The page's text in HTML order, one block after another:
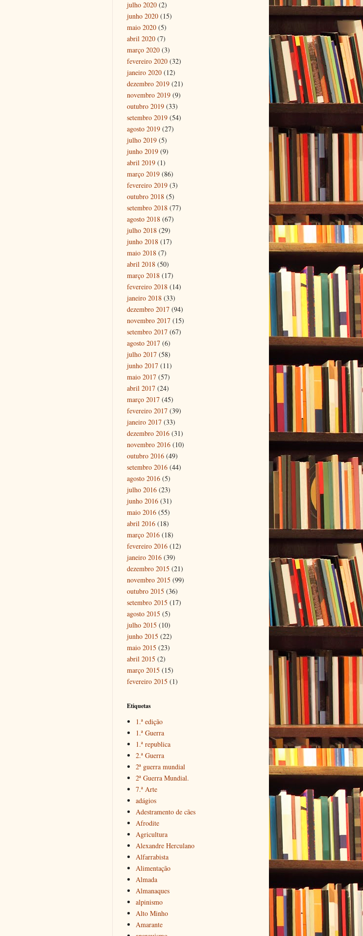
julho 2020 (2)
junho 2020 (15)
maio 2020 (5)
abril 2020 (7)
março 2020 (3)
fevereiro 2020 (32)
janeiro 2020 (12)
dezembro 2019 (21)
novembro 2019 (9)
outubro 2019 (33)
setembro 2019 (54)
agosto 2019 (27)
julho 2019 (5)
junho 2019 (9)
abril 2019 (1)
março 2019 (86)
fevereiro 2019 (3)
outubro 2018 (5)
setembro 2018 (77)
agosto 2018 (67)
julho 2018 (29)
junho 2018 (17)
maio 2018 (7)
abril 2018 (50)
março 2018 (17)
fevereiro 2018 (14)
janeiro 2018 (33)
dezembro 2017 (94)
novembro 2017 (15)
setembro 2017 (67)
agosto 2017 (6)
julho 2017 (58)
junho 2017 (11)
maio 2017 (57)
abril 2017 (24)
março 2017 (45)
fevereiro 2017 (39)
janeiro 2017 (33)
dezembro 2016 (31)
novembro 2016 (10)
outubro 2016 (49)
setembro 2016 (44)
agosto 2016 (5)
julho 2016 (23)
junho 2016 (31)
maio 2016 (55)
abril 2016 (18)
março 2016 (18)
fevereiro 2016 (12)
janeiro 2016 (39)
dezembro 2015 (21)
novembro 2015 (99)
outubro 2015 (36)
setembro 2015 (17)
agosto 2015 (5)
julho 2015 (10)
junho 2015 (22)
maio 2015 (23)
abril 2015 (2)
março 2015 (15)
fevereiro 2015 (1)
Etiquetas
1.ª edição
1.ª Guerra
1.ª republica
2.ª Guerra
2ª guerra mundial
2ª Guerra Mundial.
7.ª Arte
adágios
Adestramento de cães
Afrodite
Agricultura
Alexandre Herculano
Alfarrabista
Alimentação
Almada
Almanaques
alpinismo
Alto Minho
Amarante